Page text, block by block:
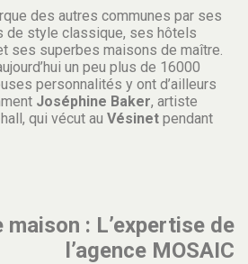
des autres communes par ses
de style classique, ses hôtels
ses superbes maisons de maître.
un peu plus de 16000
personnalités y ont d’ailleurs
Joséphine Baker, artiste
qui vécut au Vésinet pendant
: L’expertise de
l’agence MOSAIC